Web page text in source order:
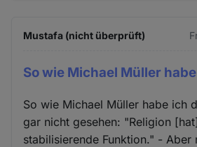
Mustafa (nicht überprüft)
So wie Michael Müller habe
So wie Michael Müller habe ich
gar nicht gesehen: "Religion
stabilisierende Funktion." - Aber